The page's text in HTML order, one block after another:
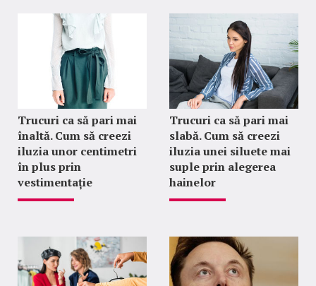
Trucuri ca să pari mai
înaltă. Cum să creezi
iluzia unor centimetri
în plus prin
vestimentație
Trucuri ca să pari mai
slabă. Cum să creezi
iluzia unei siluete mai
suple prin alegerea
hainelor